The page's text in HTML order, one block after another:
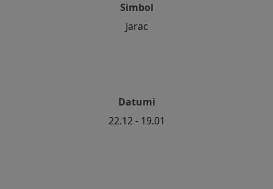
Simbol
Jarac
Datumi
22.12 - 19.01